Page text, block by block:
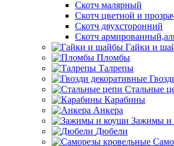
Скотч малярный
Скотч цветной и
Скотч двухсторонний
Скотч
Гайки и
Пломбы
Талрепы
Стальные
Карабины
Анкера
Зажимы и
Дюбели